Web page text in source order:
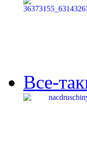
Все-